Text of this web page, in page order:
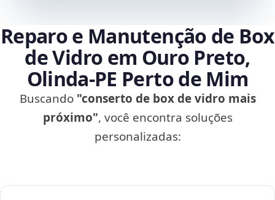
Reparo e Manutenção de Box
de Vidro em Ouro Preto,
Olinda‑PE Perto de Mim
Buscando "conserto de box de vidro mais
próximo", você encontra soluções
personalizadas: